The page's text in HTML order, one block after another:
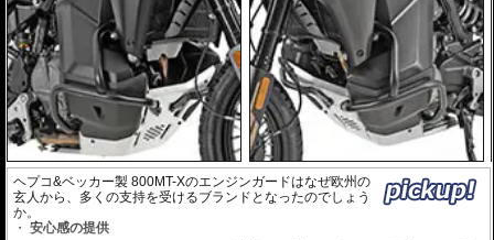
ヘプコ&ベッカー製 800MT-Xのエンジンガードはなぜ欧州の
玄人から、多くの支持を受けるブランドとなったのでしょう
か。
安心感の提供